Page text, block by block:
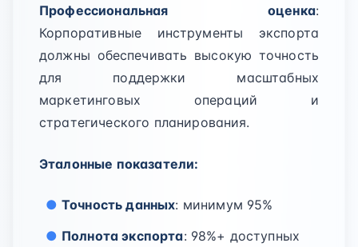
Профессиональная оценка:
Корпоративные инструменты экспорта
должны обеспечивать высокую точность
для поддержки масштабных
маркетинговых операций и
стратегического планирования.
Эталонные показатели:
Точность данных: минимум 95%
Полнота экспорта: 98%+ доступных